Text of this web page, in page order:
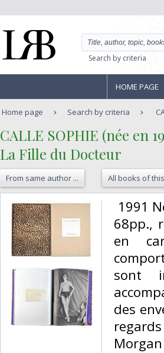
Search by criteria
HOME PAGE
Home page Search by criteria
‎CALLE SOPHIE (née en
‎La Fille du Docteur‎
From same author ... All books of
1991
68pp.,
en
sont
des
Morgan ‎